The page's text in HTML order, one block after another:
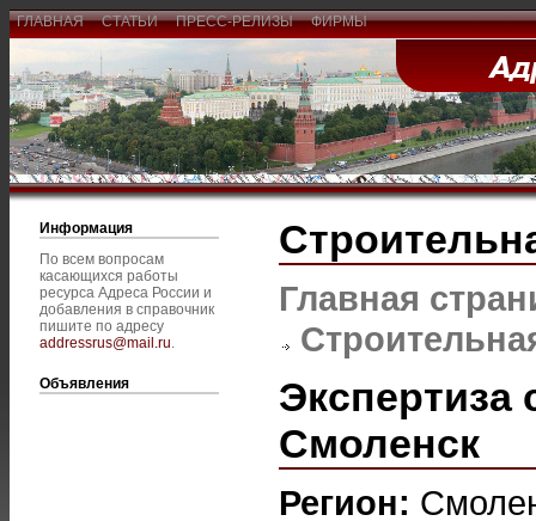
ГЛАВНАЯ СТАТЬИ ПРЕСС-РЕЛИЗЫ ФИРМЫ
Информация
По всем вопросам
касающихся работы
ресурса Адреса России и
добавления в справочник
пишите по адресу
addressrus@mail.ru.
Объявления
Главная
Экспертиза
Смоленск
Регион: